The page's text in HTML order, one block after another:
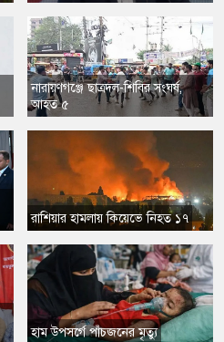
​নারায়ণগঞ্জে ছাত্রদল-শিবির সংঘর্ষ,
আহত ৫
​রাশিয়ার হামলায় কিয়েভে নিহত ১৭
​হাম উপসর্গে পাঁচজনের মৃত্যু